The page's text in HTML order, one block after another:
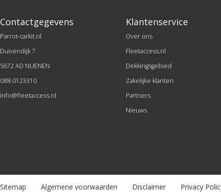
Contactgegevens
Parrot-carkit.nl
Duivendijk 7
5672 AD NUENEN
088-0123310
info@fleetaccess.nl
Klantenservice
Over ons
Fleetaccess.nl
Dekkingsgebied
Zakelijke klanten
Partners
Nieuws
Sitemap Algemene voorwaarden Disclaimer Privacy